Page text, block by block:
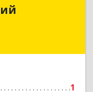
1
Евгений
Подробнее